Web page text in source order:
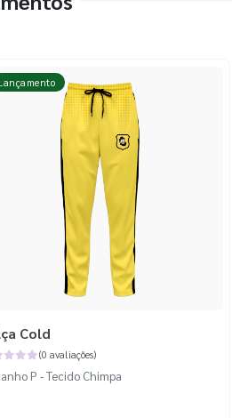
Cold
(0 avaliações)
P - Tecido Chimpa